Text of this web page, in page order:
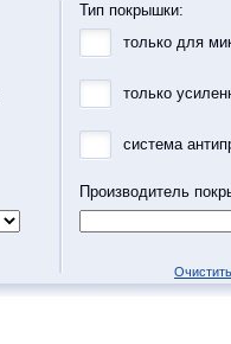
Тип покрышки:
только для
только
система
Производитель